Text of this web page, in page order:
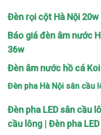
Đèn rọi cột Hà Nội
Báo giá đèn âm nước
36w
Đèn âm nước hồ cá
Đèn pha Hà Nội sân cầu
Đèn pha LED sân cầu
cầu lông | Đèn pha LED